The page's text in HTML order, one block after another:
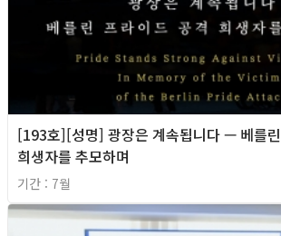
[193호][성명] 광장은 계속됩니다 — 베를
희생자를 추모하며
기간 : 7월